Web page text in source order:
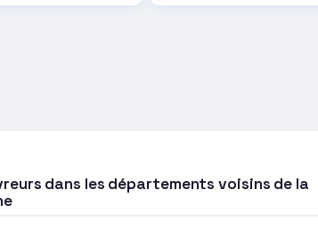
dans les départements voisins de la